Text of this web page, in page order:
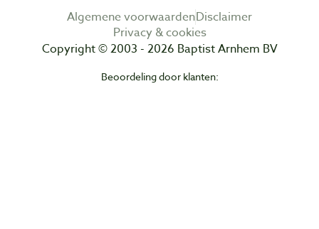
Algemene voorwaardenDisclaimer
Privacy & cookies
Copyright © 2003 - 2026 Baptist Arnhem BV
Beoordeling door klanten: